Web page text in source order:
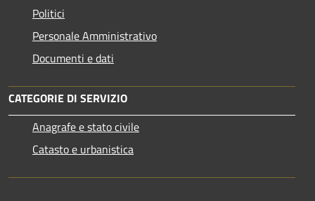
Politici
Personale Amministrativo
Documenti e dati
CATEGORIE DI SERVIZIO
Anagrafe e stato civile
Catasto e urbanistica